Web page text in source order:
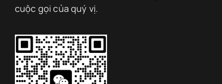
cuộc gọi của quý vị.